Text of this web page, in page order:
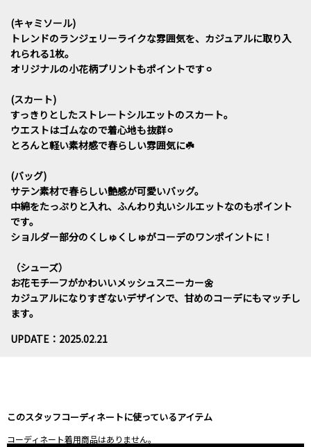
(キャミソール)
トレンドのランジェリーライクな雰囲気を、カジュアルに取り入
れられる1枚。
オリジナルの小花柄プリントもポイントです⚪︎
(スカート)
すっきりとしたストレートシルエットのスカート。
ウエストはゴムなので着心地も抜群⚪︎
とろんと軽い素材感で春らしい雰囲気に☘️
(バッグ)
サテン素材で春らしい艶感が可愛いバッグ。
中綿をたっぷりと入れ、ふんわり丸いシルエットなのもポイント
です。
ショルダー部分のくしゅくしゅがコーデのワンポイントに！
（シューズ）
お花モチーフがかわいいメッシュスニーカー🌼
カジュアルになりすぎないデザインで、甘めのコーデにもマッチし
ます。
UPDATE：2025.02.21
このスタッフコーディネートに使っているアイテム
コーディネート着用商品はありません。